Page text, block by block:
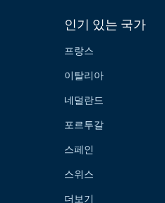
인기 있는 국가
프랑스
이탈리아
네덜란드
포르투갈
스페인
스위스
더보기